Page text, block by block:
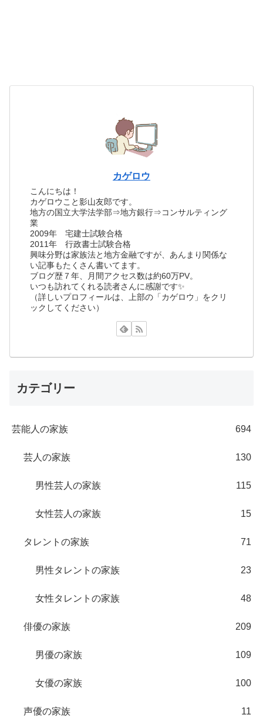
カゲロウ
こんにちは！
カゲロウこと影山友郎です。
地方の国立大学法学部⇒地方銀行⇒コンサルティング
業
2009年 宅建士試験合格
2011年 行政書士試験合格
興味分野は家族法と地方金融ですが、あんまり関係な
い記事もたくさん書いてます。
ブログ歴７年、月間アクセス数は約60万PV。
いつも訪れてくれる読者さんに感謝です✨
（詳しいプロフィールは、上部の「カゲロウ」をクリ
ックしてください）
カテゴリー
芸能人の家族 694
芸人の家族 130
男性芸人の家族 115
女性芸人の家族 15
タレントの家族 71
男性タレントの家族 23
女性タレントの家族 48
俳優の家族 209
男優の家族 109
女優の家族 100
声優の家族 11